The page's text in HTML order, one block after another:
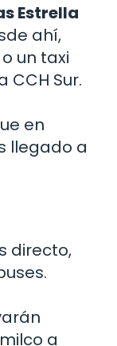
Estrella
ahí,
un taxi
Sur.
en
llegado a
directo,
a